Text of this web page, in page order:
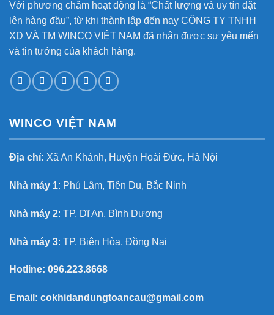
Với phương châm hoạt động là “Chất lượng và uy tín đặt
lên hàng đầu”, từ khi thành lập đến nay CÔNG TY TNHH
XD VÀ TM WINCO VIỆT NAM đã nhận được sự yêu mến
và tin tưởng của khách hàng.
WINCO VIỆT NAM
Địa chỉ: Xã An Khánh, Huyện Hoài Đức, Hà Nội
Nhà máy 1: Phú Lâm, Tiên Du, Bắc Ninh
Nhà máy 2: TP. Dĩ An, Bình Dương
Nhà máy 3: TP. Biên Hòa, Đồng Nai
Hotline: 096.223.8668
Email: cokhidandungtoancau@gmail.com